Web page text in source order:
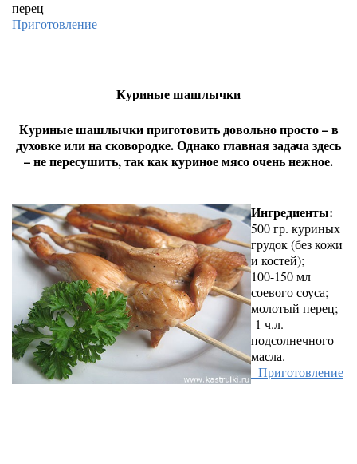
перец
Приготовление
Куриные шашлычки
Куриные шашлычки приготовить довольно просто – в
духовке или на сковородке. Однако главная задача здесь
– не пересушить, так как куриное мясо очень нежное.
Ингредиенты:
500 гр. куриных
грудок (без кожи
и костей);
100-150 мл
соевого соуса;
молотый перец;
1 ч.л.
подсолнечного
масла.
Приготовление